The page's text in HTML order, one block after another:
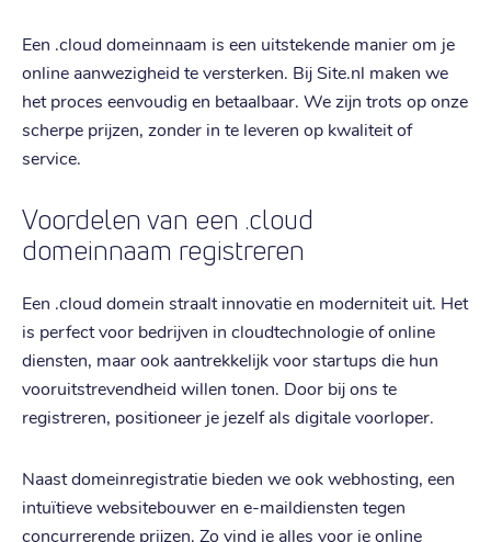
Een .cloud domeinnaam is een uitstekende manier om je
online aanwezigheid te versterken. Bij Site.nl maken we
het proces eenvoudig en betaalbaar. We zijn trots op onze
scherpe prijzen, zonder in te leveren op kwaliteit of
service.
Voordelen van een .cloud
domeinnaam registreren
Een .cloud domein straalt innovatie en moderniteit uit. Het
is perfect voor bedrijven in cloudtechnologie of online
diensten, maar ook aantrekkelijk voor startups die hun
vooruitstrevendheid willen tonen. Door bij ons te
registreren, positioneer je jezelf als digitale voorloper.
Naast domeinregistratie bieden we ook webhosting, een
intuïtieve websitebouwer en e-maildiensten tegen
concurrerende prijzen. Zo vind je alles voor je online